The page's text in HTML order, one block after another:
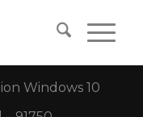
Windows 10